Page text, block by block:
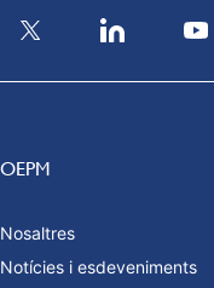
OEPM
Nosaltres
Notícies i esdeveniments